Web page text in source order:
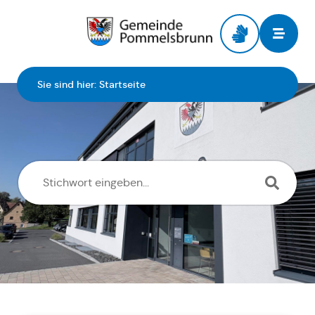
Sie sind hier: Startseite